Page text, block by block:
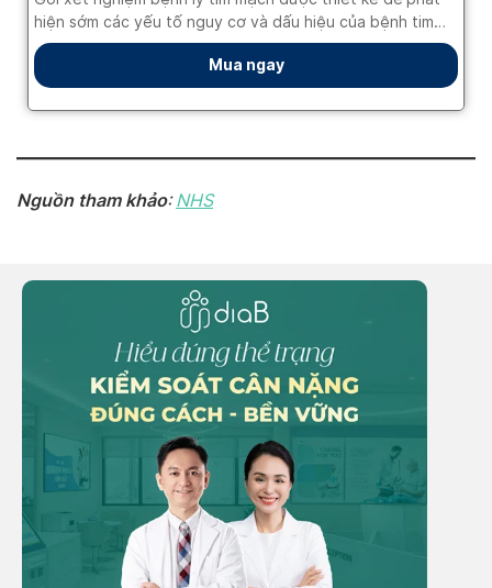
Nguồn tham khảo:NHS